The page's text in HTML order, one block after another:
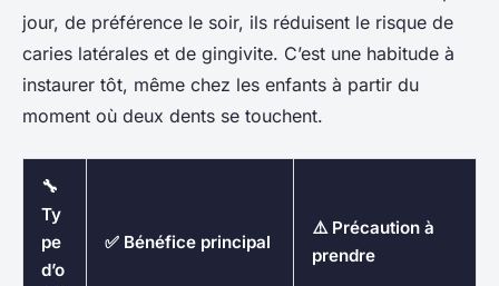
jour, de préférence le soir, ils réduisent le risque de
caries latérales et de gingivite. C’est une habitude à
instaurer tôt, même chez les enfants à partir du
moment où deux dents se touchent.
🔧
Ty
pe
d’o
✅ Bénéfice principal
⚠️ Précaution à
prendre